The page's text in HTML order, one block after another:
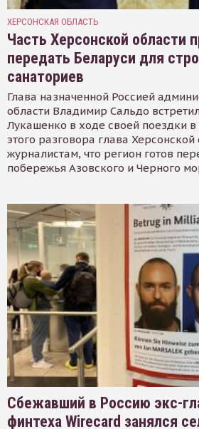
ХЕРСОНСКАЯ ОБЛАСТЬ
Часть Херсонской области
передать Беларуси для
санаториев
Глава назначенной Россией
области Владимир Сальдо
Лукашенко в ходе своей поездки
этого разговора глава Херсонской
журналистам, что регион готов
побережья Азовского и Черного
Сбежавший в Россию экс-
финтеха Wirecard занялся